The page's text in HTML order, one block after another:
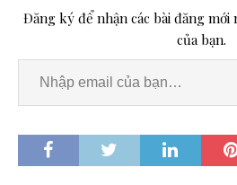
Đăng ký để nhận các bài đăng mới
của bạn.